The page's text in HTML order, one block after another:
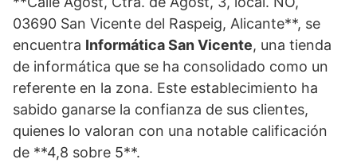
03690 San Vicente del Raspeig, Alicante**, se
encuentra Informática San Vicente, una tienda
de informática que se ha consolidado como un
referente en la zona. Este establecimiento ha
sabido ganarse la confianza de sus clientes,
quienes lo valoran con una notable calificación
de **4,8 sobre 5**.